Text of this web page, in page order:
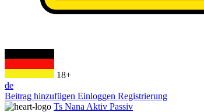
18+
de
Beitrag hinzufügen Einloggen Registrierung
Ts Nana Aktiv Passiv